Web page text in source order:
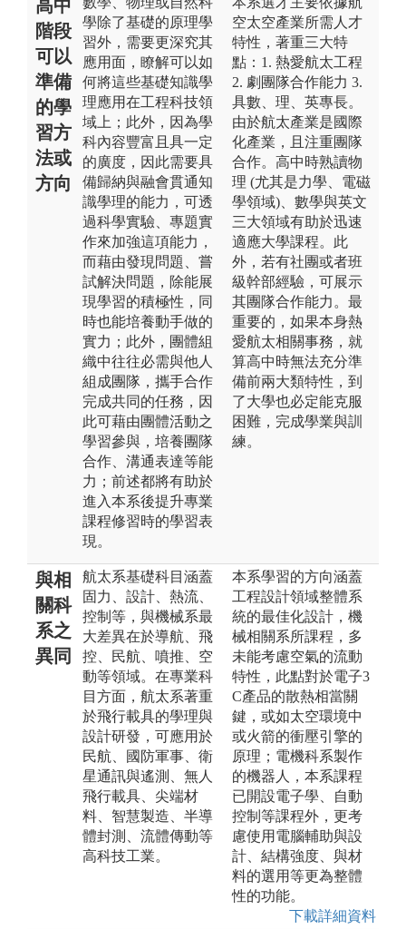
高中
階段
可以
準備
的學
習方
法或
方向
學除了基礎的原理學
習外，需要更深究其
應用面，瞭解可以如
何將這些基礎知識學
理應用在工程科技領
域上；此外，因為學
科內容豐富且具一定
的廣度，因此需要具
備歸納與融會貫通知
識學理的能力，可透
過科學實驗、專題實
作來加強這項能力，
而藉由發現問題、嘗
試解決問題，除能展
現學習的積極性，同
時也能培養動手做的
實力；此外，團體組
織中往往必需與他人
組成團隊，攜手合作
完成共同的任務，因
此可藉由團體活動之
學習參與，培養團隊
合作、溝通表達等能
力；前述都將有助於
進入本系後提升專業
課程修習時的學習表
現。
空太空產業所需人才
特性，著重三大特
點：1. 熱愛航太工程
2. 劇團隊合作能力 3.
具數、理、英專長。
由於航太產業是國際
化產業，且注重團隊
合作。高中時熟讀物
理 (尤其是力學、電磁
學領域)、數學與英文
三大領域有助於迅速
適應大學課程。此
外，若有社團或者班
級幹部經驗，可展示
其團隊合作能力。最
重要的，如果本身熱
愛航太相關事務，就
算高中時無法充分準
備前兩大類特性，到
了大學也必定能克服
困難，完成學業與訓
練。
與相
關科
系之
異同
航太系基礎科目涵蓋
固力、設計、熱流、
控制等，與機械系最
大差異在於導航、飛
控、民航、噴推、空
動等領域。在專業科
目方面，航太系著重
於飛行載具的學理與
設計研發，可應用於
民航、國防軍事、衛
星通訊與遙測、無人
飛行載具、尖端材
料、智慧製造、半導
體封測、流體傳動等
高科技工業。
本系學習的方向涵蓋
工程設計領域整體系
統的最佳化設計，機
械相關系所課程，多
未能考慮空氣的流動
特性，此點對於電子3
C產品的散熱相當關
鍵，或如太空環境中
或火箭的衝壓引擎的
原理；電機科系製作
的機器人，本系課程
已開設電子學、自動
控制等課程外，更考
慮使用電腦輔助與設
計、結構強度、與材
料的選用等更為整體
性的功能。
下載詳細資料